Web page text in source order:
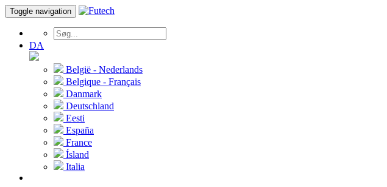
Toggle navigation
DA
België - Nederlands
Belgique - Français
Danmark
Deutschland
Eesti
España
France
Ísland
Italia